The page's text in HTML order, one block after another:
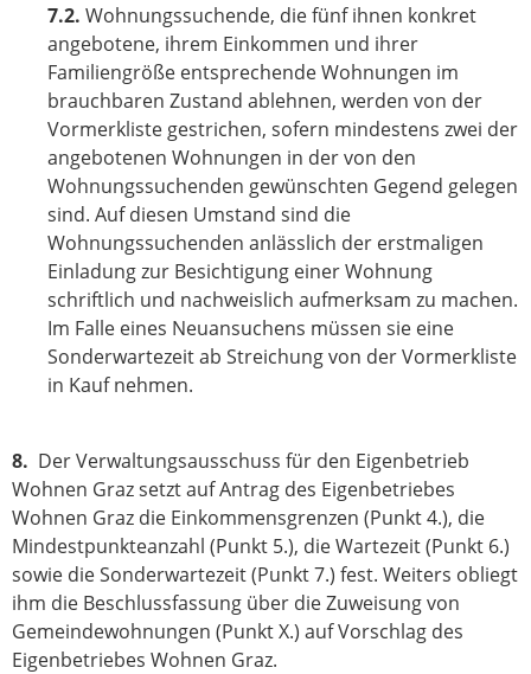
7.2. Wohnungssuchende, die fünf ihnen konkret
angebotene, ihrem Einkommen und ihrer
Familiengröße entsprechende Wohnungen im
brauchbaren Zustand ablehnen, werden von der
Vormerkliste gestrichen, sofern mindestens zwei der
angebotenen Wohnungen in der von den
Wohnungssuchenden gewünschten Gegend gelegen
sind. Auf diesen Umstand sind die
Wohnungssuchenden anlässlich der erstmaligen
Einladung zur Besichtigung einer Wohnung
schriftlich und nachweislich aufmerksam zu machen.
Im Falle eines Neuansuchens müssen sie eine
Sonderwartezeit ab Streichung von der Vormerkliste
in Kauf nehmen.
8. Der Verwaltungsausschuss für den Eigenbetrieb
Wohnen Graz setzt auf Antrag des Eigenbetriebes
Wohnen Graz die Einkommensgrenzen (Punkt 4.), die
Mindestpunkteanzahl (Punkt 5.), die Wartezeit (Punkt 6.)
sowie die Sonderwartezeit (Punkt 7.) fest. Weiters obliegt
ihm die Beschlussfassung über die Zuweisung von
Gemeindewohnungen (Punkt X.) auf Vorschlag des
Eigenbetriebes Wohnen Graz.